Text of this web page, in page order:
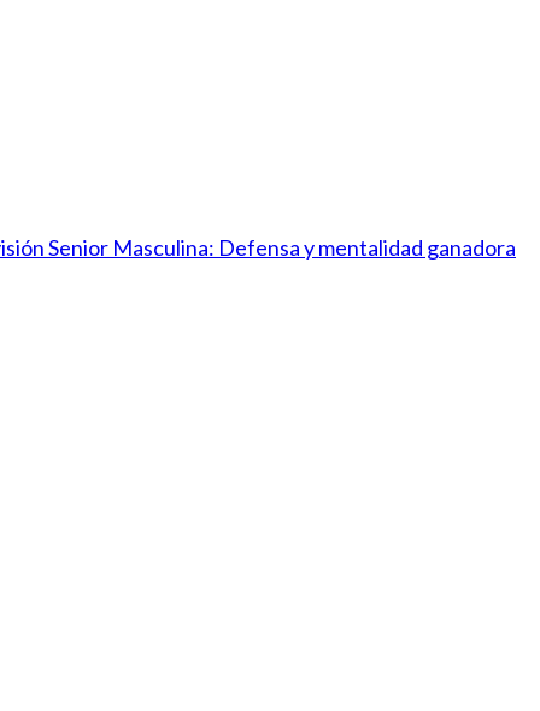
Senior Masculina: Defensa y mentalidad ganadora